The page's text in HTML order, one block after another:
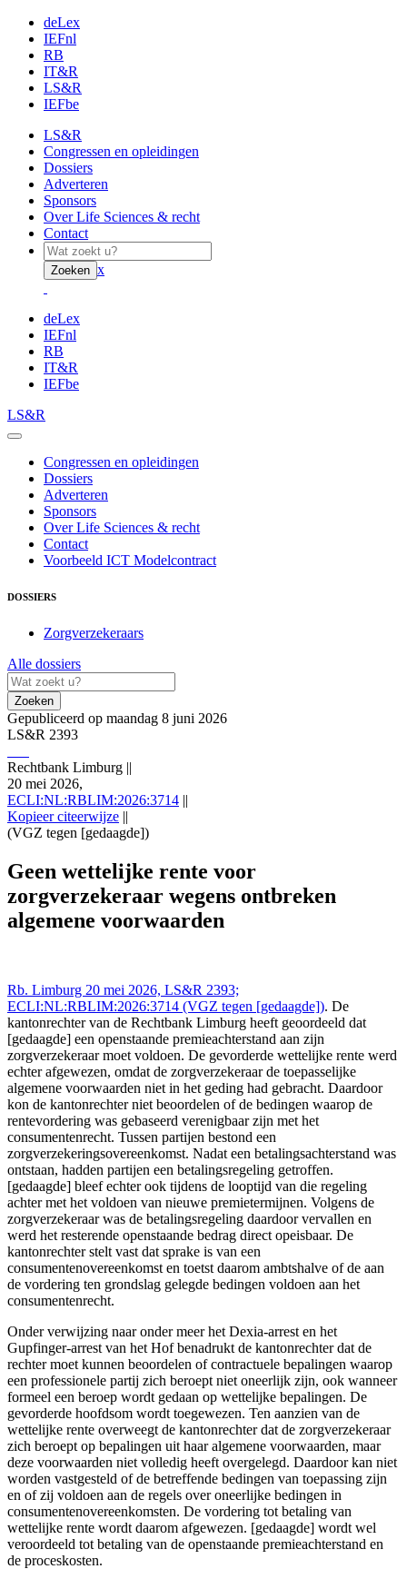
deLex
IEFnl
RB
IT&R
LS&R
IEFbe
LS&R
Congressen en opleidingen
Dossiers
Adverteren
Sponsors
Over Life Sciences & recht
Contact
Zoeken x
deLex
IEFnl
RB
IT&R
IEFbe
LS&R
Congressen en opleidingen
Dossiers
Adverteren
Sponsors
Over Life Sciences & recht
Contact
Voorbeeld ICT Modelcontract
DOSSIERS
Zorgverzekeraars
Alle dossiers
Zoeken
Gepubliceerd op maandag 8 juni 2026
LS&R 2393
Rechtbank Limburg ||
20 mei 2026,
ECLI:NL:RBLIM:2026:3714 ||
Kopieer citeerwijze ||
(VGZ tegen [gedaagde])
ECLI:NL:RBLIM:2026:3714 ((VGZ tegen [gedaagde])),
https://redactie-delex.cshark.nl/artikelen/geen-wettelijke-rente-voor-
zorgverzekeraar-wegens-ontbreken-algemene-voorwaarden
Geen wettelijke rente voor
zorgverzekeraar wegens ontbreken
algemene voorwaarden
Rb. Limburg 20 mei 2026, LS&R 2393;
ECLI:NL:RBLIM:2026:3714 (VGZ tegen [gedaagde]). De
kantonrechter van de Rechtbank Limburg heeft geoordeeld dat
[gedaagde] een openstaande premieachterstand aan zijn
zorgverzekeraar moet voldoen. De gevorderde wettelijke rente werd
echter afgewezen, omdat de zorgverzekeraar de toepasselijke
algemene voorwaarden niet in het geding had gebracht. Daardoor
kon de kantonrechter niet beoordelen of de bedingen waarop de
rentevordering was gebaseerd verenigbaar zijn met het
consumentenrecht. Tussen partijen bestond een
zorgverzekeringsovereenkomst. Nadat een betalingsachterstand was
ontstaan, hadden partijen een betalingsregeling getroffen.
[gedaagde] bleef echter ook tijdens de looptijd van die regeling
achter met het voldoen van nieuwe premietermijnen. Volgens de
zorgverzekeraar was de betalingsregeling daardoor vervallen en
werd het resterende openstaande bedrag direct opeisbaar. De
kantonrechter stelt vast dat sprake is van een
consumentenovereenkomst en toetst daarom ambtshalve of de aan
de vordering ten grondslag gelegde bedingen voldoen aan het
consumentenrecht.
Onder verwijzing naar onder meer het Dexia-arrest en het
Gupfinger-arrest van het Hof benadrukt de kantonrechter dat de
rechter moet kunnen beoordelen of contractuele bepalingen waarop
een professionele partij zich beroept niet oneerlijk zijn, ook wanneer
formeel een beroep wordt gedaan op wettelijke bepalingen. De
gevorderde hoofdsom wordt toegewezen. Ten aanzien van de
wettelijke rente overweegt de kantonrechter dat de zorgverzekeraar
zich beroept op bepalingen uit haar algemene voorwaarden, maar
deze voorwaarden niet volledig heeft overgelegd. Daardoor kan niet
worden vastgesteld of de betreffende bedingen van toepassing zijn
en of zij voldoen aan de regels over oneerlijke bedingen in
consumentenovereenkomsten. De vordering tot betaling van
wettelijke rente wordt daarom afgewezen. [gedaagde] wordt wel
veroordeeld tot betaling van de openstaande premieachterstand en
de proceskosten.